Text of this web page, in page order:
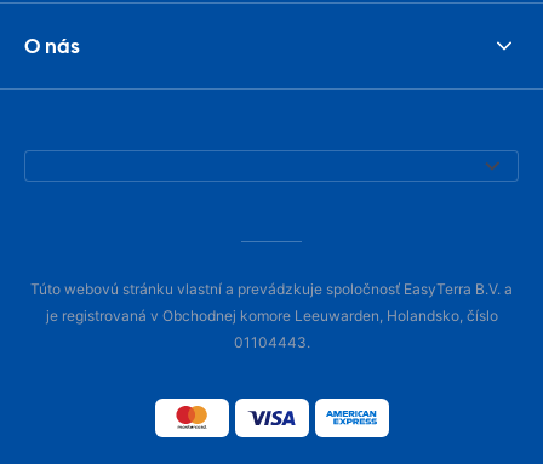
O nás
Túto webovú stránku vlastní a prevádzkuje spoločnosť EasyTerra B.V. a
je registrovaná v Obchodnej komore Leeuwarden, Holandsko, číslo
01104443.